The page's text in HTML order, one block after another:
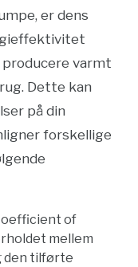
er dens
varmt
Dette kan
på din
forskellige
of
mellem
den tilførte